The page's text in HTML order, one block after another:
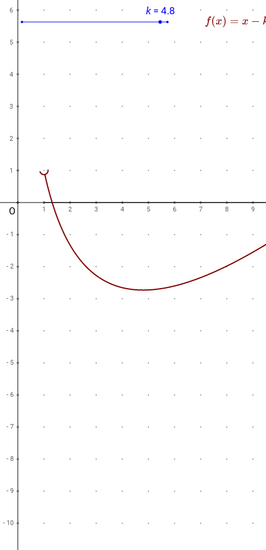
O 1 2 3 4 5 6 7 8 9
1
2
3
4
5
6
- 1
- 2
- 3
- 4
- 5
- 6
- 7
- 8
- 9
- 10
k= 4.8